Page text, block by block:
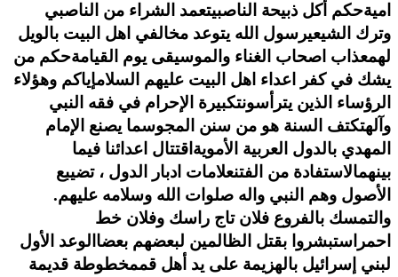
اميةحكم أكل ذبيحة الناصبيتعمد الشراء من الناصبي
وترك الشيعيرسول الله يتوعد مخالفي اهل البيت بالويل
لهمعذاب اصحاب الغناء والموسيقى يوم القيامةحكم من
يشك في كفر اعداء اهل البيت عليهم السلامإياكم وهؤلاء
الرؤساء الذين يترأسونتكبيرة الإحرام في فقه النبي
وآلهتكتف السنة هو من سنن المجوسما يصنع الإمام
المهدي بالدول العربية الأموية اقتتال اعدائنا فيما
بينهمالاستفادة من الفتنعلامات ادبار الدول ، تضيبع
الأصول وهم النبي واله صلوات الله وسلامه عليهم.
والتمسك بالفروع فلان تاج راسك وفلان خط
احمر استبشروا بقتل الظالمين لبعضهم بعضا الوعد الأول
لبني إسرائيل بالهزيمة على يد أهل قممخطوطة قديمة